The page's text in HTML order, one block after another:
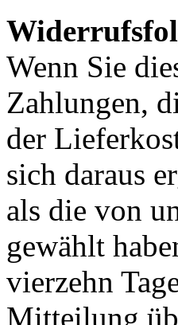
Wenn Sie
Zahlungen,
der
sich daraus
als die von
gewählt
vierzehn
Mitteilung